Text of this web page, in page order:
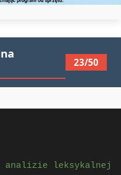
23/50
analizie leksykalnej